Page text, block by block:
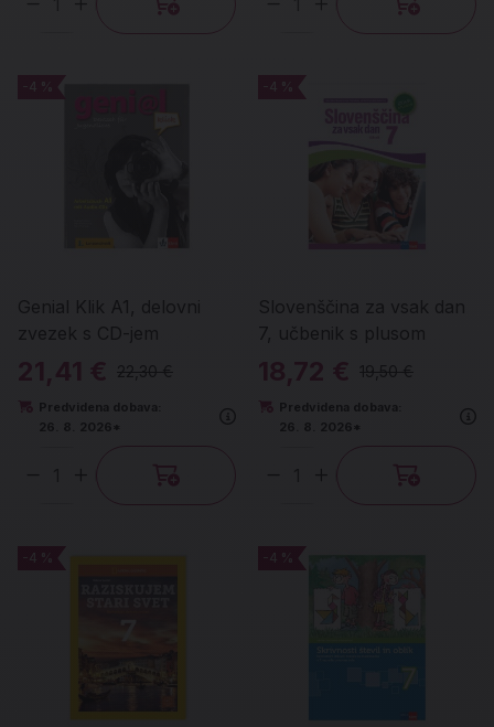
Količina Količina
-4 %
Genial Klik A1, delovni
zvezek s CD-jem
-4 %
21,41 € 22,30 €
Predvidena dobava:
26. 8. 2026*
-4 %
Slovenščina za vsak dan
7, učbenik s plusom
-4 %
18,72 € 19,50 €
Predvidena dobava:
26. 8. 2026*
-4 %
-4 % -4 %
-4 %